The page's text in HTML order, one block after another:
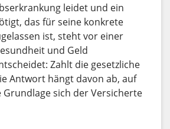
leidet und ein
das für seine konkrete
ist, steht vor einer
und Geld
Zahlt die gesetzliche
Antwort hängt davon ab, auf
sich der Versicherte